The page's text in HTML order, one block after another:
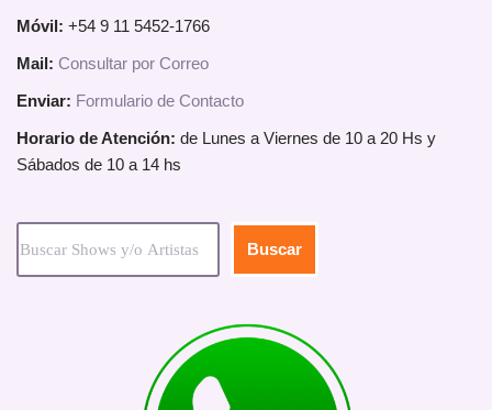
Móvil: +54 9 11 5452-1766
Mail: Consultar por Correo
Enviar: Formulario de Contacto
Horario de Atención: de Lunes a Viernes de 10 a 20 Hs y
Sábados de 10 a 14 hs
Buscar